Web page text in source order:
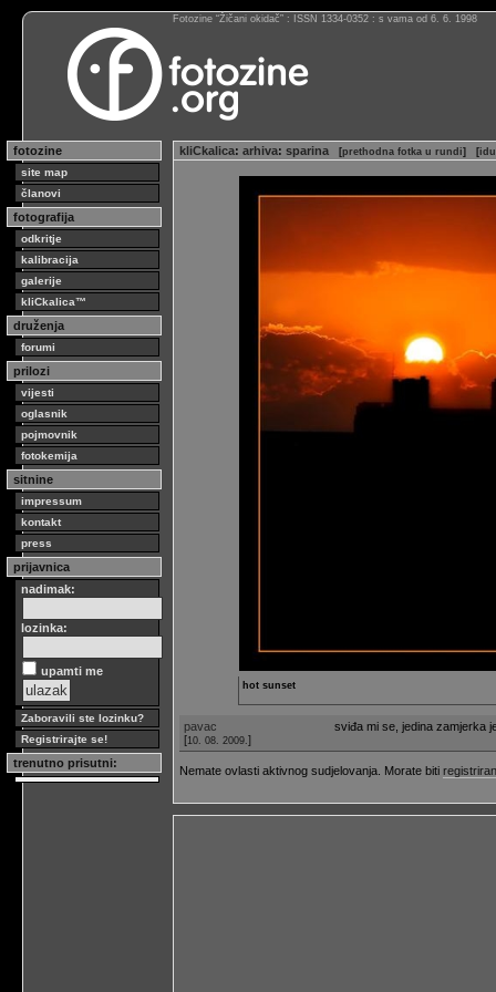
Fotozine “Žičani okidač” : ISSN 1334-0352 : s vama od 6. 6. 1998
fotozine
site map
članovi
fotografija
odkritje
kalibracija
galerije
kliCkalica™
druženja
forumi
prilozi
vijesti
oglasnik
pojmovnik
fotokemija
sitnine
impressum
kontakt
press
prijavnica
nadimak:
lozinka:
upamti me
Zaboravili ste lozinku?
Registrirajte se!
trenutno prisutni:
kliCkalica: arhiva: sparina [prethodna fotka u rundi] [
hot sunset
pavac
[10. 08. 2009. ]
sviđa mi se, jedina zamjerka
Nemate ovlasti aktivnog sudjelovanja. Morate biti